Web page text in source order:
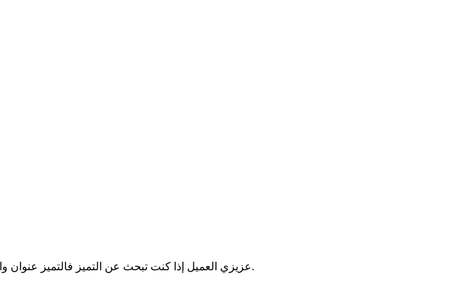
عزيزي العميل إذا كنت تبحث عن التميز فالتميز عنوان واحد هو شركة فى الخدمة ، فشركتنا تعتبر الإختيار الأفضل في مجال مكافحة الحشرات بمختلف أنواعها.